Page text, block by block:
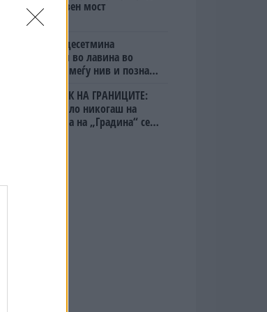
мистериозен мост
Исчезнаа десетмина
алпинисти во лавина во
Пакистан- меѓу нив и познат
БЕЛ ШТРАЈК НА ГРАНИЦИТЕ:
Вака не било никогаш на
„Евзони“, а на „Градина“ се